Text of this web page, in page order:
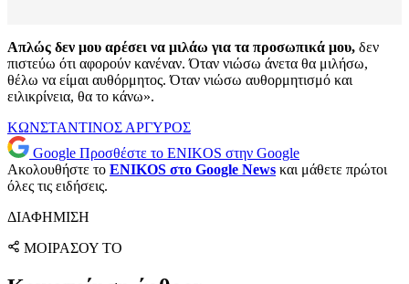
Απλώς δεν μου αρέσει να μιλάω για τα προσωπικά μου, δεν
πιστεύω ότι αφορούν κανέναν. Όταν νιώσω άνετα θα μιλήσω,
θέλω να είμαι αυθόρμητος. Όταν νιώσω αυθορμητισμό και
ειλικρίνεια, θα το κάνω».
ΚΩΝΣΤΑΝΤΙΝΟΣ ΑΡΓΥΡΟΣ
Google Προσθέστε το ENIKOS στην Google
Ακολουθήστε το ENIKOS στο Google News και μάθετε πρώτοι
όλες τις ειδήσεις.
ΔΙΑΦΗΜΙΣΗ
ΜΟΙΡΑΣΟΥ ΤΟ